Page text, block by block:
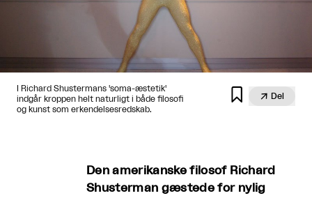
I Richard Shustermans 'soma-æstetik'
indgår kroppen helt naturligt i både filosofi
og kunst som erkendelsesredskab.
  Del
Den amerikanske filosof Richard
Shusterman gæstede for nylig